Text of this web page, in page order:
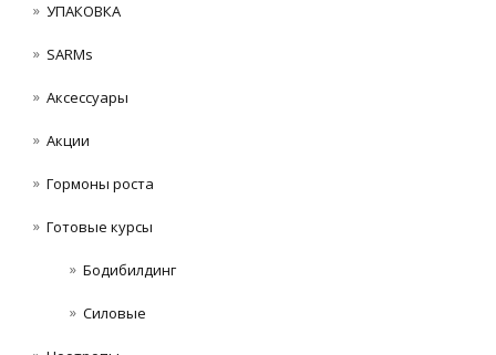
УПАКОВКА
SARMs
Аксессуары
Акции
Гормоны роста
Готовые курсы
Бодибилдинг
Силовые